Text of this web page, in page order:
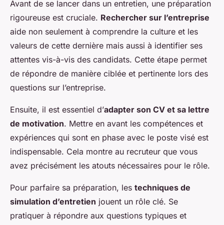
Avant de se lancer dans un entretien, une préparation
rigoureuse est cruciale. Rechercher sur l’entreprise
aide non seulement à comprendre la culture et les
valeurs de cette dernière mais aussi à identifier ses
attentes vis-à-vis des candidats. Cette étape permet
de répondre de manière ciblée et pertinente lors des
questions sur l’entreprise.
Ensuite, il est essentiel d’adapter son CV et sa lettre
de motivation. Mettre en avant les compétences et
expériences qui sont en phase avec le poste visé est
indispensable. Cela montre au recruteur que vous
avez précisément les atouts nécessaires pour le rôle.
Pour parfaire sa préparation, les techniques de
simulation d’entretien jouent un rôle clé. Se
pratiquer à répondre aux questions typiques et